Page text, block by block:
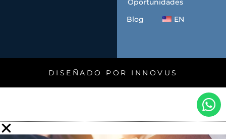
Oportunidades
Blog EN
DISEÑADO POR INNOVUS
W
h
a